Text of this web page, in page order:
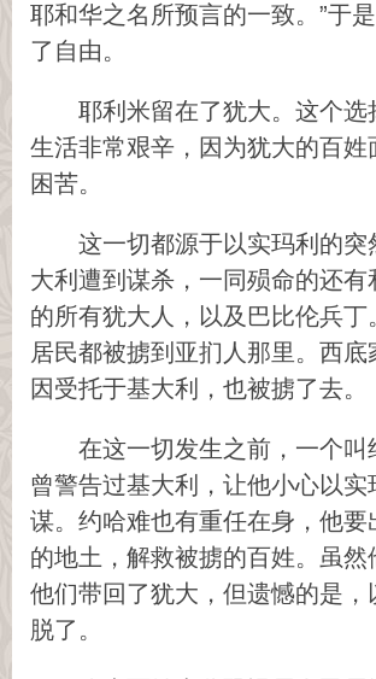
耶和华之名所预言的一致。”于
了自由。
耶利米留在了犹大。这个选
生活非常艰辛，因为犹大的百姓
困苦。
这一切都源于以实玛利的突
大利遭到谋杀，一同殒命的还有
的所有犹大人，以及巴比伦兵丁
居民都被掳到亚扪人那里。西底
因受托于基大利，也被掳了去。
在这一切发生之前，一个叫
曾警告过基大利，让他小心以实
谋。约哈难也有重任在身，他要
的地土，解救被掳的百姓。虽然
他们带回了犹大，但遗憾的是，
脱了。